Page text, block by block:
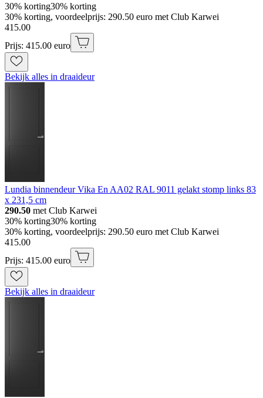
30% korting30% korting
30% korting, voordeelprijs: 290.50 euro met Club Karwei
415.00
Prijs: 415.00 euro
Bekijk alles in draaideur
Lundia binnendeur Vika En AA02 RAL 9011 gelakt stomp links 83
x 231,5 cm
290.50 met Club Karwei
30% korting30% korting
30% korting, voordeelprijs: 290.50 euro met Club Karwei
415.00
Prijs: 415.00 euro
Bekijk alles in draaideur